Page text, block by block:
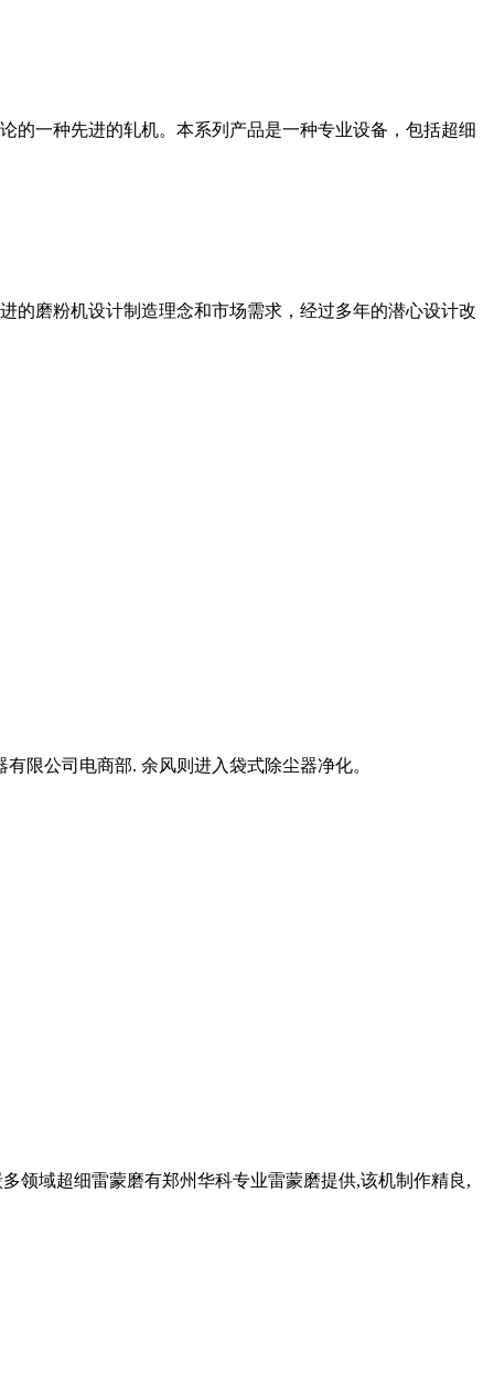
的一种先进的轧机。本系列产品是一种专业设备，包括超细
的磨粉机设计制造理念和市场需求，经过多年的潜心设计改
限公司电商部. 余风则进入袋式除尘器净化。
领域超细雷蒙磨有郑州华科专业雷蒙磨提供,该机制作精良,